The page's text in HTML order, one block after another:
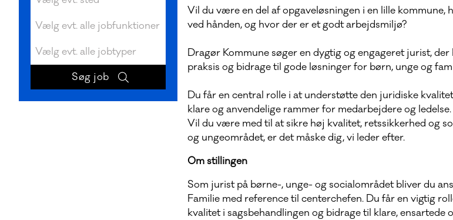
Vil du være en del af opgaveløsningen i en lille kommune,
ved hånden, og hvor der er et godt arbejdsmiljø?
Dragør Kommune søger en dygtig og engageret jurist,
praksis og bidrage til gode løsninger for børn, unge og
Du får en central rolle i at understøtte den juridiske
klare og anvendelige rammer for medarbejdere og ledelse.
Vil du være med til at sikre høj kvalitet, retssikkerhed og
og ungeområdet, er det måske dig, vi leder efter.
Om stillingen
Som jurist på børne-, unge- og socialområdet bliver du
Familie med reference til centerchefen. Du får en vigtig
kvalitet i sagsbehandlingen og bidrage til klare, ensartede